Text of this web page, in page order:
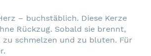
– buchstäblich. Diese Kerze
Rückzug. Sobald sie brennt,
zu schmelzen und zu bluten. Für